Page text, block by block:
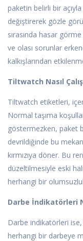
paketin belirli bir
değiştirerek gözle
sırasında hasar
ve olası sorunlar
kalkışlarından
Tiltwatch Nasıl
Tiltwatch etiketleri,
Normal taşıma
göstermezken, paket
devrildiğinde bu
kırmızıya döner. Bu
düzeltilmesiyle eski
herhangi bir
Darbe İndikatörleri
Darbe indikatörleri ise,
herhangi bir darbeye